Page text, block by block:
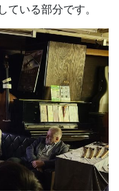
いる部分です。